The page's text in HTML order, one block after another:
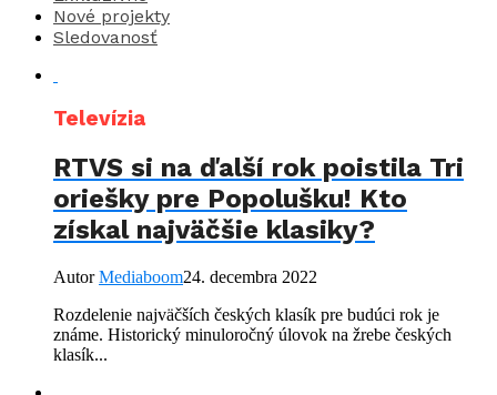
Nové projekty
Sledovanosť
Televízia
RTVS si na ďalší rok poistila Tri
oriešky pre Popolušku! Kto
získal najväčšie klasiky?
AutorMediaboom24. decembra 2022
Rozdelenie najväčších českých klasík pre budúci rok je
známe. Historický minuloročný úlovok na žrebe českých
klasík...